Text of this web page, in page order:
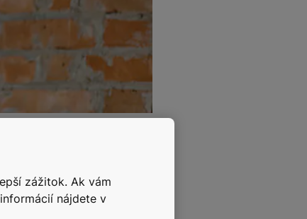
pandémie narušenie a
na materiály, ako je
zážitok. Ak vám
nájdete v